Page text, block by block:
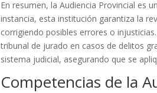
En resumen, la Audiencia Provincial es
instancia, esta institución garantiza la
corrigiendo posibles errores o
tribunal de jurado en casos de delitos
sistema judicial, asegurando que se
Competencias de la